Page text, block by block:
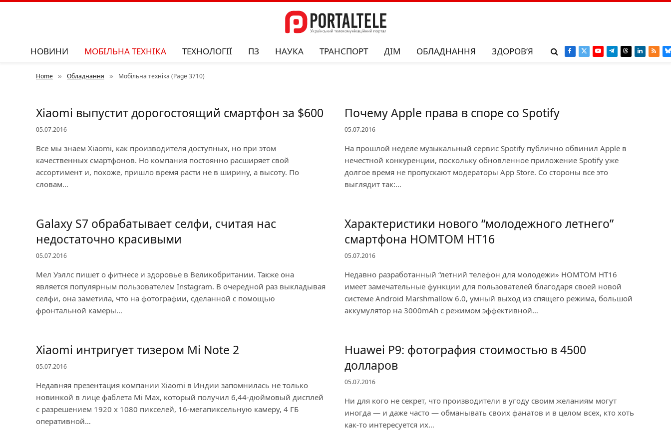
НОВИНИ МОБІЛЬНА ТЕХНІКА ТЕХНОЛОГІЇ ПЗ НАУКА ТРАНСПОРТ ДІМ ОБЛАДНАННЯ ЗДОРОВ’Я Facebook
X
YouTubeTelegram
ThreadsLinkedIn
RSS
Home » Обладнання » Мобільна техніка (Page 3710)
Xiaomi выпустит дорогостоящий смартфон за $600
05.07.2016
Все мы знаем Xiaomi, как производителя доступных, но при этом
качественных смартфонов. Но компания постоянно расширяет свой
ассортимент и, похоже, пришло время расти не в ширину, а высоту. По
словам…
Почему Apple права в споре со Spotify
05.07.2016
На прошлой неделе музыкальный сервис Spotify публично обвинил Apple в
нечестной конкуренции, поскольку обновленное приложение Spotify уже
долгое время не пропускают модераторы App Store. Со стороны все это
выглядит так:…
Galaxy S7 обрабатывает селфи, считая нас
недостаточно красивыми
05.07.2016
Мел Уэллс пишет о фитнесе и здоровье в Великобритании. Также она
является популярным пользователем Instagram. В очередной раз выкладывая
селфи, она заметила, что на фотографии, сделанной с помощью
фронтальной камеры…
Характеристики нового “молодежного летнего”
смартфона HOMTOM HT16
05.07.2016
Недавно разработанный “летний телефон для молодежи» HOMTOM HT16
имеет замечательные функции для пользователей благодаря своей новой
системе Android Marshmallow 6.0, умный выход из спящего режима, большой
аккумулятор на 3000mAh с режимом эффективной…
Xiaomi интригует тизером Mi Note 2
05.07.2016
Недавняя презентация компании Xiaomi в Индии запомнилась не только
новинкой в лице фаблета Mi Max, который получил 6,44-дюймовый дисплей
с разрешением 1920 х 1080 пикселей, 16-мегапиксельную камеру, 4 ГБ
оперативной…
Huawei P9: фотография стоимостью в 4500
долларов
05.07.2016
Ни для кого не секрет, что производители в угоду своим желаниям могут
иногда — и даже часто — обманывать своих фанатов и в целом всех, кто хоть
как-то интересуется их…